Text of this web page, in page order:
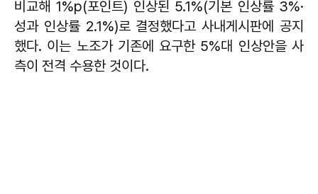
비교해 1%p(포인트) 인상된 5.1%(기본 인상률 3%·
성과 인상률 2.1%)로 결정했다고 사내게시판에 공지
했다. 이는 노조가 기존에 요구한 5%대 인상안을 사
측이 전격 수용한 것이다.